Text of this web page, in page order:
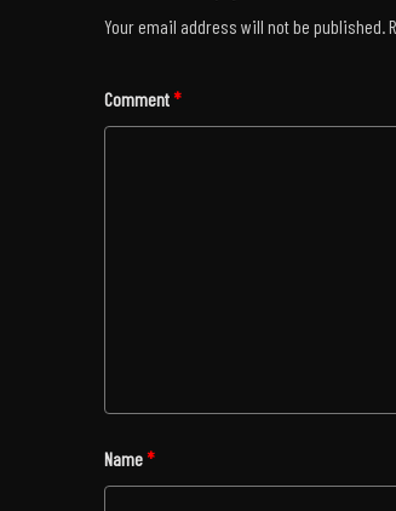
Your email address will not be published.
Comment*
Name*